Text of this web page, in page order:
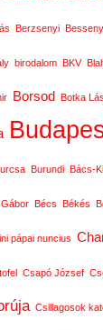
Berzsenyi
birodalom BKV
Borsod Botka
Burundi Bács-
Bécs Békés
pápai nuncius
Csapó József
Csillagosok